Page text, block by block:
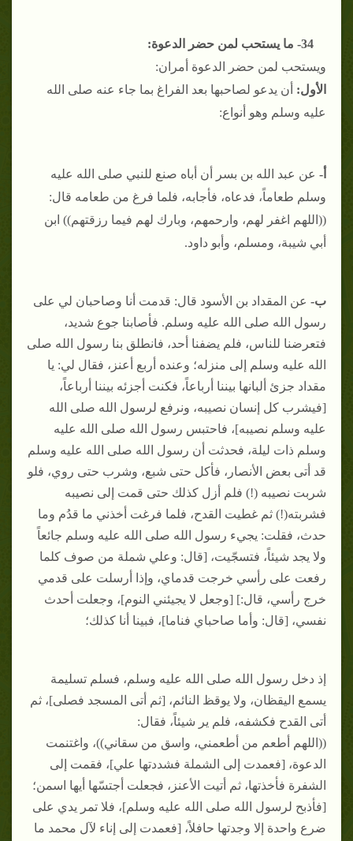
34- ما يستحب لمن حضر الدعوة:
ويستحب لمن حضر الدعوة أمران:
الأول: أن يدعو لصاحبها بعد الفراغ بما جاء عنه صلى الله
عليه وسلم وهو أنواع:
أ- عن عبد الله بن بسر أن أباه صنع للنبي صلى الله عليه
وسلم طعاماً، فدعاه، فأجابه، فلما فرغ من طعامه قال:
((اللهم اغفر لهم، وارحمهم، وبارك لهم فيما رزقتهم)) ابن
أبي شيبة، ومسلم، وأبو داود.
ب- عن المقداد بن الأسود قال: قدمت أنا وصاحبان لي على
رسول الله صلى الله عليه وسلم. فأصابنا جوع شديد،
فتعرضنا للناس، فلم يضفنا أحد، فانطلق بنا رسول الله صلى
الله عليه وسلم إلى منزله؛ وعنده أربع أعنز، فقال لي: يا
مقداد جزئ ألبانها بيننا أرباعاً، فكنت أجزئه بيننا أرباعاً،
[فيشرب كل إنسان نصيبه، ونرفع لرسول الله صلى الله
عليه وسلم نصيبه]، فاحتبس رسول الله صلى الله عليه
وسلم ذات ليلة، فحدثت أن رسول الله صلى الله عليه وسلم
قد أتى بعض الأنصار، فأكل حتى شبع، وشرب حتى روي، فلو
شربت نصيبه (!) فلم أزل كذلك حتى قمت إلى نصيبه
فشربته(!) ثم غطيت القدح، فلما فرغت أخذني ما قدُم وما
حدث، فقلت: يجيء رسول الله صلى الله عليه وسلم جائعاً
ولا يجد شيئاً، فتسجّيت، [قال: وعلي شملة من صوف كلما
رفعت على رأسي خرجت قدماي، وإذا أرسلت على قدمي
خرج رأسي، قال:] [وجعل لا يجيئني النوم]، وجعلت أحدث
نفسي، [قال: وأما صاحباي فناما]، فبينا أنا كذلك؛
إذ دخل رسول الله صلى الله عليه وسلم، فسلم تسليمة
يسمع اليقظان، ولا يوقظ النائم، [ثم أتى المسجد فصلى]، ثم
أتى القدح فكشفه، فلم ير شيئاً، فقال:
((اللهم أطعم من أطعمني، واسق من سقاني))، واغتنمت
الدعوة، [فعمدت إلى الشملة فشددتها علي]، فقمت إلى
الشفرة فأخذتها، ثم أتيت الأعنز، فجعلت أجتسّها أيها اسمن؛
[فأذبح لرسول الله صلى الله عليه وسلم]، فلا تمر يدي على
ضرع واحدة إلا وجدتها حافلاً، [فعمدت إلى إناء لآل محمد ما